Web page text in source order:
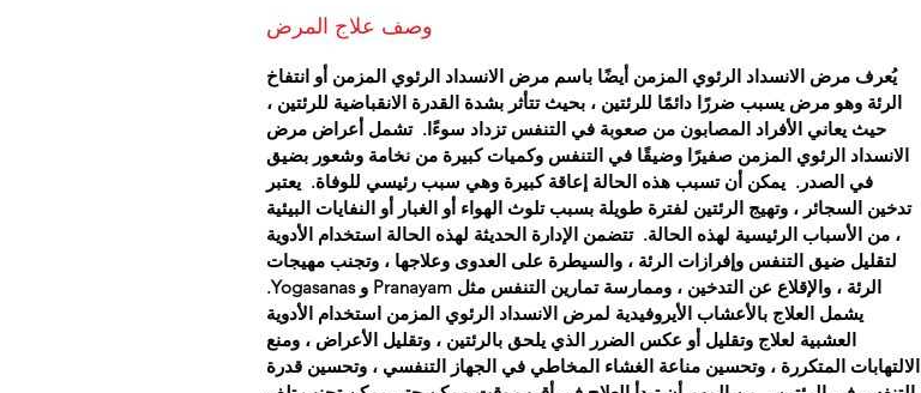
وصف علاج المرض
يُعرف مرض الانسداد الرئوي المزمن أيضًا باسم مرض الانسداد الرئوي المزمن أو انتفاخ
الرئة وهو مرض يسبب ضررًا دائمًا للرئتين ، بحيث تتأثر بشدة القدرة الانقباضية للرئتين ،
حيث يعاني الأفراد المصابون من صعوبة في التنفس تزداد سوءًا. تشمل أعراض مرض
الانسداد الرئوي المزمن صفيرًا وضيقًا في التنفس وكميات كبيرة من نخامة وشعور بضيق
في الصدر. يمكن أن تسبب هذه الحالة إعاقة كبيرة وهي سبب رئيسي للوفاة. يعتبر
تدخين السجائر ، وتهيج الرئتين لفترة طويلة بسبب تلوث الهواء أو الغبار أو النفايات البيئية
، من الأسباب الرئيسية لهذه الحالة. تتضمن الإدارة الحديثة لهذه الحالة استخدام الأدوية
لتقليل ضيق التنفس وإفرازات الرئة ، والسيطرة على العدوى وعلاجها ، وتجنب مهيجات
الرئة ، والإقلاع عن التدخين ، وممارسة تمارين التنفس مثل Pranayam و Yogasanas.
يشمل العلاج بالأعشاب الأيروفيدية لمرض الانسداد الرئوي المزمن استخدام الأدوية
العشبية لعلاج وتقليل أو عكس الضرر الذي يلحق بالرئتين ، وتقليل الأعراض ، ومنع
الالتهابات المتكررة ، وتحسين مناعة الغشاء المخاطي في الجهاز التنفسي ، وتحسين قدرة